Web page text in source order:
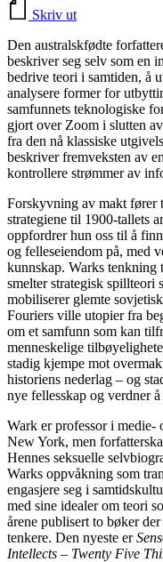
Skriv ut
Den australskfødte
beskriver seg selv som en
bedrive teori i samtiden, å
analysere former for
samfunnets teknologiske
gjort over Zoom i slutten
fra den nå klassiske
beskriver fremveksten av
kontrollere strømmer av
Forskyvning av makt fører
strategiene til 1900-tallets
oppfordrer hun oss til å
og felleseiendom på, med
kunnskap. Warks tenkning
smelter strategisk spillteori
mobiliserer glemte
Fouriers ville utopier fra
om et samfunn som kan
menneskelige
stadig kjempe mot
historiens nederlag – og
nye fellesskap og verdner
Wark er professor i
New York, men
Hennes seksuelle
Warks oppvåkning som
engasjere seg i
med sine idealer om teori
årene publisert to bøker
tenkere. Den nyeste er
Intellects – Twenty Five